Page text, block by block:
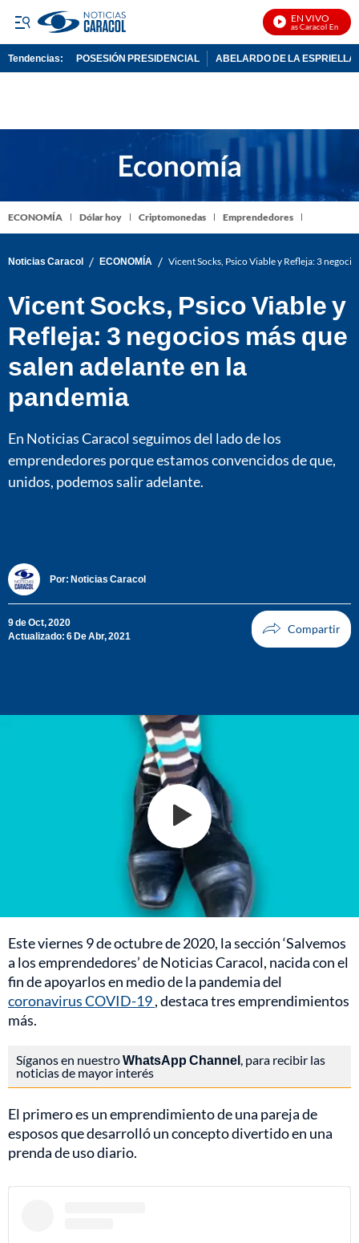
EN VIVO
Noticias Caracol En Vivo
Tendencias: POSESIÓN PRESIDENCIAL ABELARDO DE LA ESPRIELLA
ECONOMÍA Dólar hoy Criptomonedas Emprendedores
Noticias Caracol / ECONOMÍA / Vicent Socks, Psico Viable y Refleja: 3
Vicent Socks, Psico Viable y
Refleja: 3 negocios más que
salen adelante en la
pandemia
En Noticias Caracol seguimos del lado de los
emprendedores porque estamos convencidos de que,
unidos, podemos salir adelante.
Por: Noticias Caracol
9 de Oct, 2020
Actualizado: 6 De Abr, 2021
Este viernes 9 de octubre de 2020, la sección ‘Salvemos
a los emprendedores’ de Noticias Caracol, nacida con el
fin de apoyarlos en medio de la pandemia del
coronavirus COVID-19, destaca tres emprendimientos
más.
Síganos en nuestroWhatsApp Channel , para recibir las
noticias de mayor interés
El primero es un emprendimiento de una pareja de
esposos que desarrolló un concepto divertido en una
prenda de uso diario.